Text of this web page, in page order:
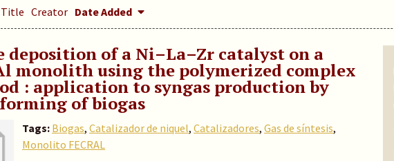
Title Creator Date Added
deposition of a Ni–La–Zr catalyst on a
monolith using the polymerized complex
: application to syngas production by
of biogas
Tags: Biogas, Catalizador de niquel, Catalizadores, Gas de síntesis,
Monolito FECRAL